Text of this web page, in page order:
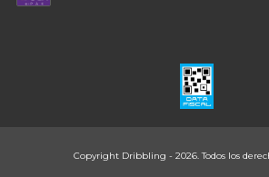
Copyright Dribbling - 2026. Todos los